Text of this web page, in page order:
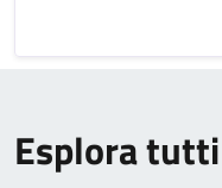
Esplora